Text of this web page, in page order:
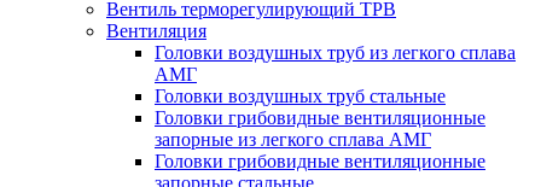
Вентиль терморегулирующий ТРВ
Вентиляция
Головки воздушных труб из легкого сплава
АМГ
Головки воздушных труб стальные
Головки грибовидные вентиляционные
запорные из легкого сплава АМГ
Головки грибовидные вентиляционные
запорные стальные